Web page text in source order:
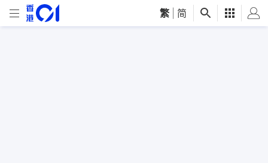
繁 简